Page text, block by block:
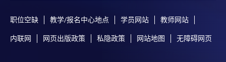
职位空缺 教学/报名中心地点 学员网站 教师网站
内联网 网页出版政策 私隐政策 网站地图 无障碍网页